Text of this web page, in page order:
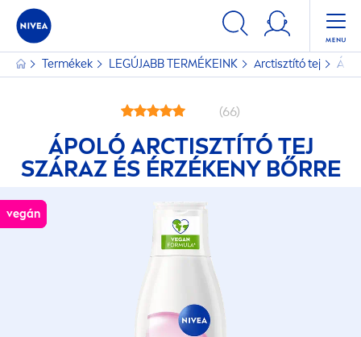
Termékek LEGÚJABB TERMÉKEINK Arctisztító tej
(66)
ÁPOLÓ ARCTISZTÍTÓ TEJ
SZÁRAZ ÉS ÉRZÉKENY BŐRRE
vegán
vegán